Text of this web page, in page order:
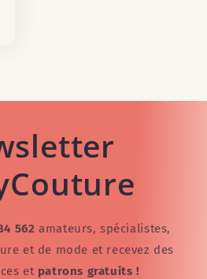
562 amateurs, spécialistes,
et de mode et recevez des
et patrons gratuits !